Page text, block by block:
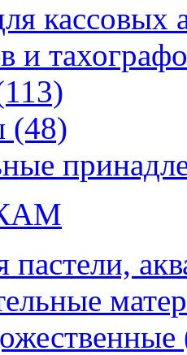
кассовых
и
(48)
пастели,